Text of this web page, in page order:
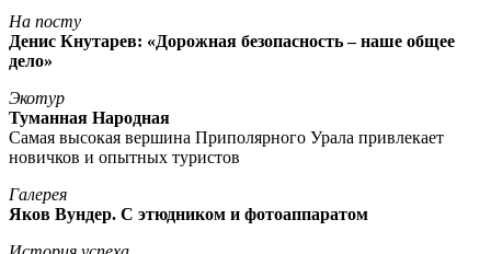
На посту
Денис Кнутарев: «Дорожная безопасность – наше общее
дело»
Экотур
Туманная Народная
Самая высокая вершина Приполярного Урала привлекает
новичков и опытных туристов
Галерея
Яков Вундер. С этюдником и фотоаппаратом